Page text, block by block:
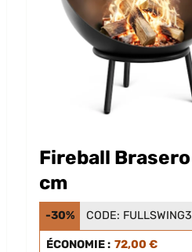
Fireball
cm
-30% CODE:
ÉCONOMIE : 72,00 €